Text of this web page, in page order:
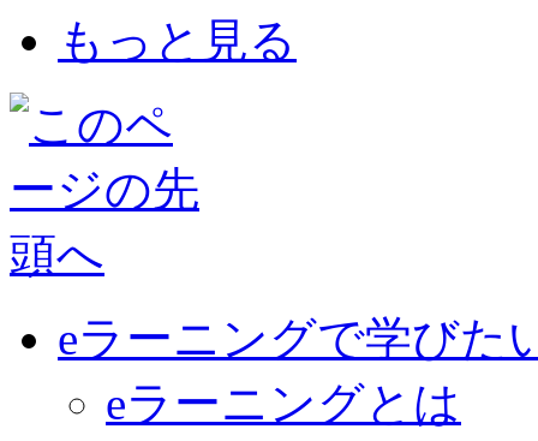
もっと見る
eラーニングで学びた
eラーニングとは